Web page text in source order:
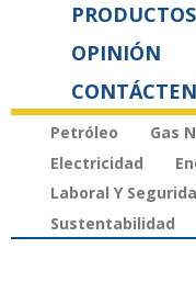
PRODUCTOS
OPINIÓN
Petróleo Gas
Electricidad
Laboral Y
Sustentabilidad